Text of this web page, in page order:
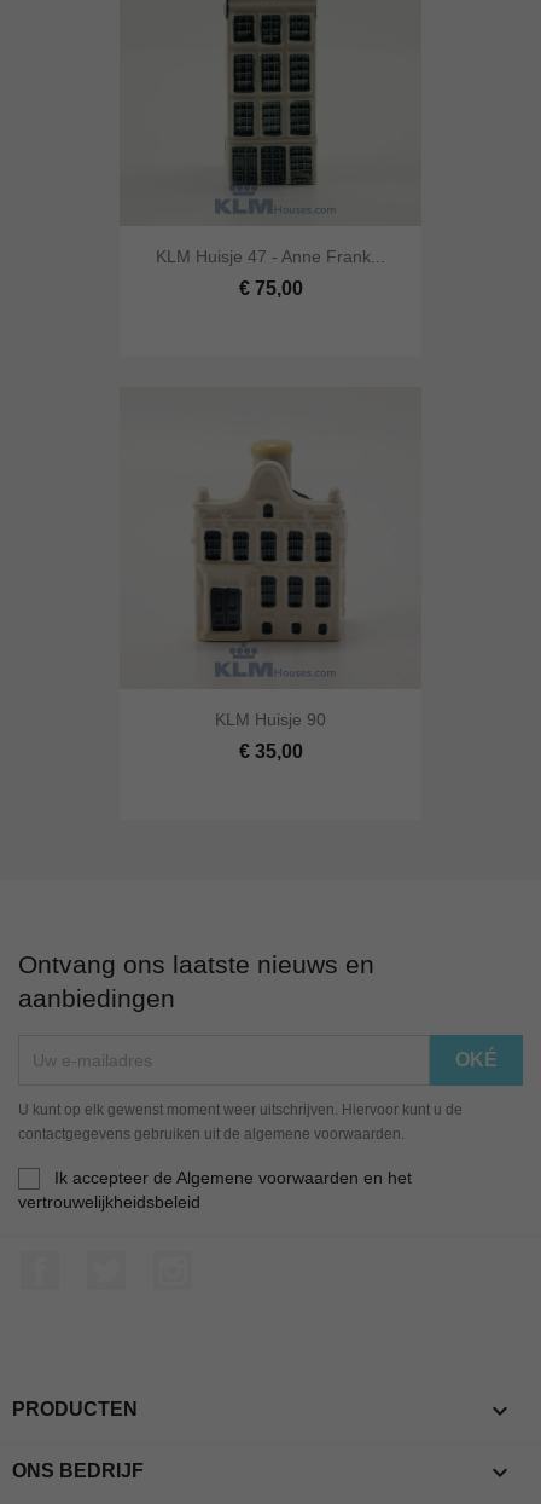
KLM Huisje 47 - Anne Frank...
€ 75,00
KLM Huisje 90
€ 35,00
Ontvang ons laatste nieuws en
aanbiedingen
U kunt op elk gewenst moment weer uitschrijven. Hiervoor kunt u de
contactgegevens gebruiken uit de algemene voorwaarden.
Ik accepteer de Algemene voorwaarden en het
vertrouwelijkheidsbeleid
PRODUCTEN 
ONS BEDRIJF 